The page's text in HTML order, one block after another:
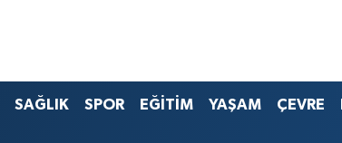
SAĞLIK SPOR EĞİTİM YAŞAM ÇEVRE